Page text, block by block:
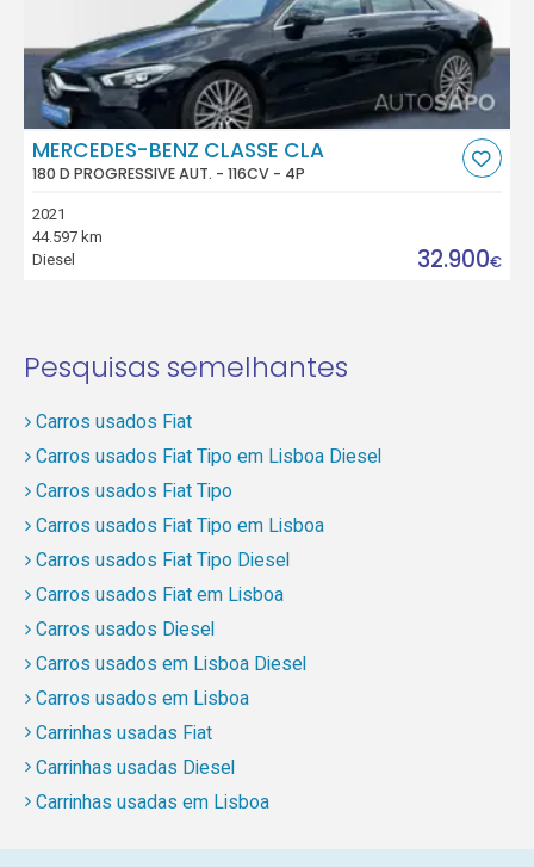
MERCEDES-BENZ CLASSE CLA
180 D PROGRESSIVE AUT. - 116CV - 4P
2021
44.597 km
Diesel
32.900€
Pesquisas semelhantes
Carros usados Fiat
Carros usados Fiat Tipo em Lisboa Diesel
Carros usados Fiat Tipo
Carros usados Fiat Tipo em Lisboa
Carros usados Fiat Tipo Diesel
Carros usados Fiat em Lisboa
Carros usados Diesel
Carros usados em Lisboa Diesel
Carros usados em Lisboa
Carrinhas usadas Fiat
Carrinhas usadas Diesel
Carrinhas usadas em Lisboa